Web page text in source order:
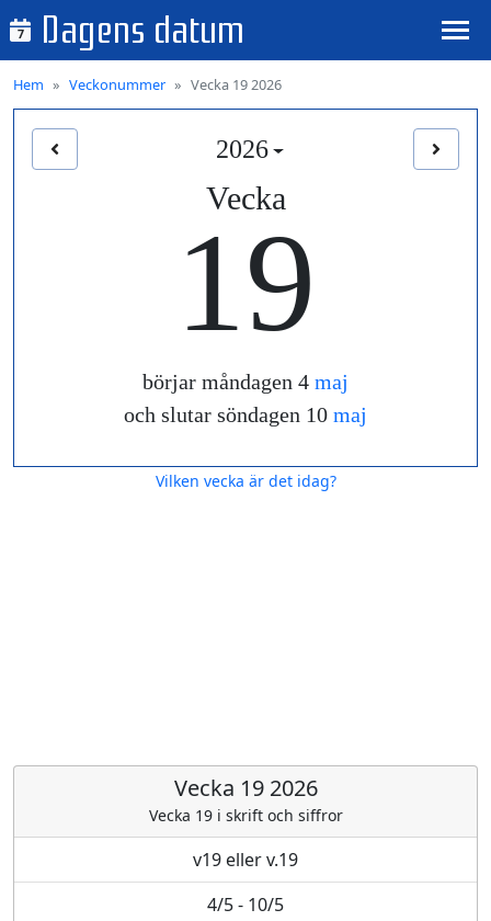
7 Dagens datum
Hem Veckonummer Vecka 19 2026
2026
Vecka
19
börjar måndagen 4 maj
och slutar söndagen 10 maj
Vilken vecka är det idag?
Vecka 19 2026
Vecka 19 i skrift och siffror
v19 eller v.19
4/5 - 10/5